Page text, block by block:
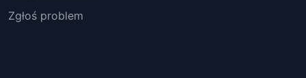
Zgłoś problem